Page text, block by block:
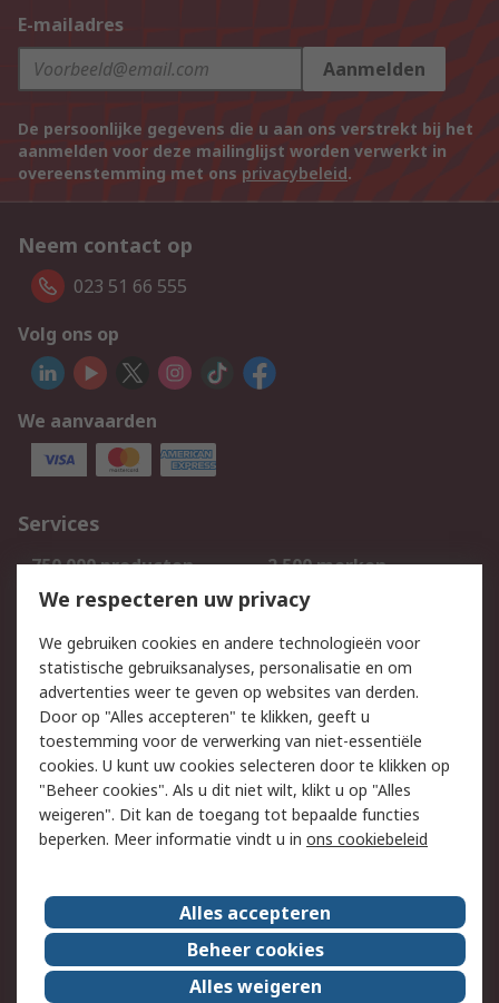
E-mailadres
Aanmelden
De persoonlijke gegevens die u aan ons verstrekt bij het
aanmelden voor deze mailinglijst worden verwerkt in
overeenstemming met ons privacybeleid.
Neem contact op
023 51 66 555
Volg ons op
We aanvaarden
Services
750.000 producten
2.500 merken
Bestellen
Inkoopoplossingen
Track & Trace
Wettelijk
Cookiebeleid
Email veiligheid
Privacybeleid
Websitevoorwaarden
Algemene
verkoopvoorwaarden
Over RS
RS Group
Over ons
RS wereldwijd
Werken bij RS
We respecteren uw privacy
We gebruiken cookies en andere technologieën voor
statistische gebruiksanalyses, personalisatie en om
advertenties weer te geven op websites van derden.
Door op "Alles accepteren" te klikken, geeft u
toestemming voor de verwerking van niet-essentiële
cookies. U kunt uw cookies selecteren door te klikken op
"Beheer cookies". Als u dit niet wilt, klikt u op "Alles
weigeren". Dit kan de toegang tot bepaalde functies
beperken. Meer informatie vindt u in ons cookiebeleid
Alles accepteren
Beheer cookies
Alles weigeren